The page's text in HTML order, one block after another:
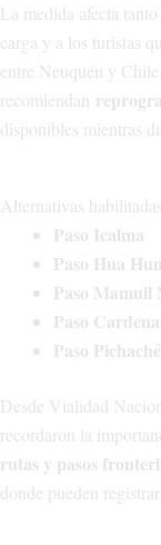
La medida afecta
carga y a los turistas
entre Neuquén y
recomiendan
disponibles mientras
Alternativas
Paso Icalma
Paso Hua
Paso Mamuil
Paso
Paso
Desde Vialidad
recordaron la
rutas y pasos
donde pueden